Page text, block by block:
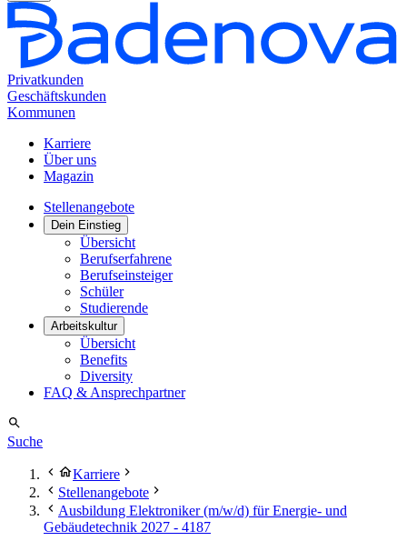
Privatkunden
Geschäftskunden
Kommunen
Karriere
Über uns
Magazin
Stellenangebote
Dein Einstieg
Übersicht
Berufserfahrene
Berufseinsteiger
Schüler
Studierende
Arbeitskultur
Übersicht
Benefits
Diversity
FAQ & Ansprechpartner
Suche
Karriere
Stellenangebote
Ausbildung Elektroniker (m/w/d) für Energie- und
Gebäudetechnik 2027 - 4187